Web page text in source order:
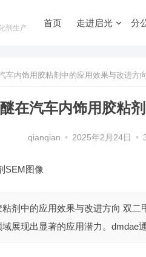
剂生产
首页 走进启光 分
车内饰用胶粘剂中的应用效果与改进方向
在汽车内饰用胶粘
qianqian • 2025年2月24日 •
剂中的应用效果与改进方向 双
展现出显著的应用潜力。dmdae